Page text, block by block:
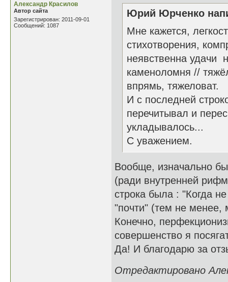
Александр Красилов
Автор сайта
Зарегистрирован: 2011-09-01
Сообщений: 1087
Юрий Юрченко
Мне кажется,
стихотворения,
неявственна удачи
каменоломня //
впрямь, тяжеловат.
И с последней
перечитывал и
укладывалось...
С уважением.
Вообще, изначально
(ради внутренней
строка была : "Когда
"почти" (тем не менее,
Конечно,
совершенство я
Да! И благодарю за
Отредактировано